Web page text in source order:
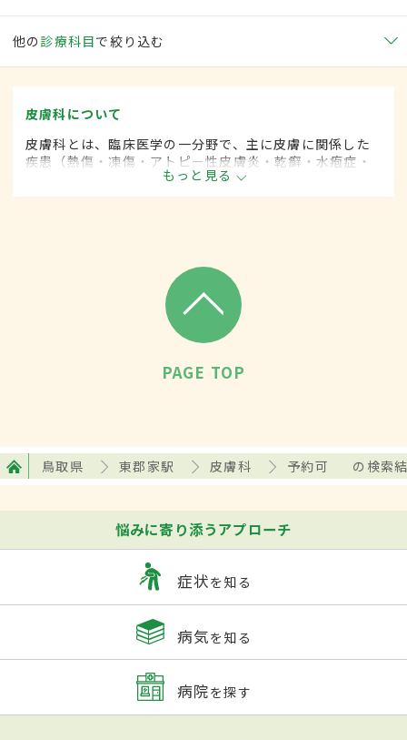
他の 診療科目で絞り込む
皮膚科について
皮膚科とは、臨床医学の一分野で、主に皮膚に関係した
疾患（熱傷・凍傷・アトピー性皮膚炎・乾癬・水疱症・
膠原病・帯状疱疹・肝斑など）に対して、内科的な治療
に加えて、手術的な方法による治療をします。
もっと見る
PAGE TOP
鳥取県 東郡家駅 皮膚科 予約可 の検索
悩みに寄り添うアプローチ
症状を知る
病気を知る
病院を探す